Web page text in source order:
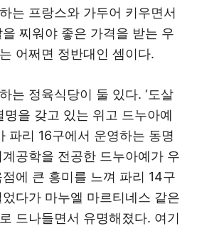
는 프랑스와 가두어 키우면서
찌워야 좋은 가격을 받는 우
어쩌면 정반대인 셈이다.
는 정육식당이 둘 있다. ‘도살
명을 갖고 있는 위고 드누아예
파리 16구에서 운영하는 동명
공학을 전공한 드누아예가 우
에 큰 흥미를 느껴 파리 14구
다가 마누엘 마르티네스 같은
드나들면서 유명해졌다. 여기